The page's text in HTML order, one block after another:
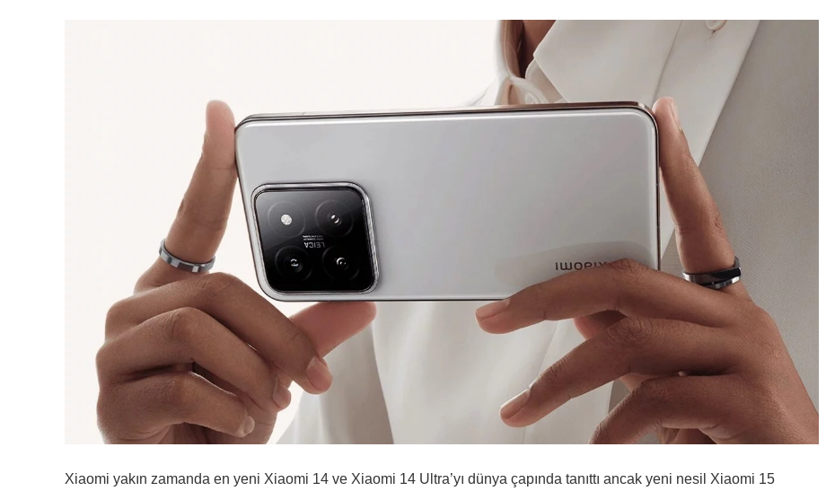
Xiaomi yakın zamanda en yeni Xiaomi 14 ve Xiaomi 14 Ultra’yı dünya çapında tanıttı ancak yeni nesil Xiaomi 15